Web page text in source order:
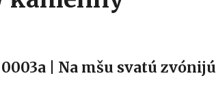
0003a | Na mšu svatú zvónijú